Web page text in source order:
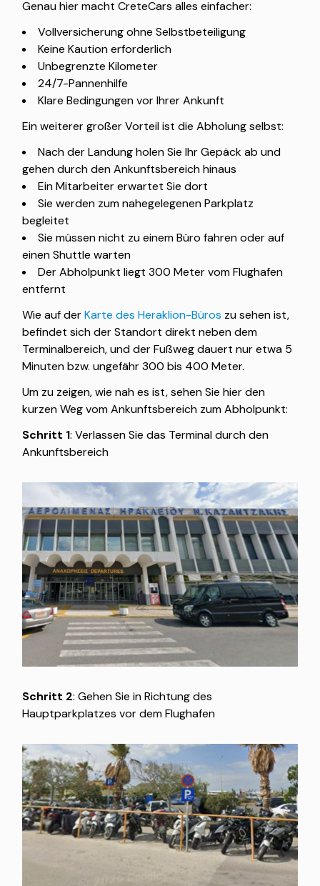
Genau hier macht CreteCars alles einfacher:
Vollversicherung ohne Selbstbeteiligung
Keine Kaution erforderlich
Unbegrenzte Kilometer
24/7-Pannenhilfe
Klare Bedingungen vor Ihrer Ankunft
Ein weiterer großer Vorteil ist die Abholung selbst:
Nach der Landung holen Sie Ihr Gepäck ab und
gehen durch den Ankunftsbereich hinaus
Ein Mitarbeiter erwartet Sie dort
Sie werden zum nahegelegenen Parkplatz
begleitet
Sie müssen nicht zu einem Büro fahren oder auf
einen Shuttle warten
Der Abholpunkt liegt 300 Meter vom Flughafen
entfernt
Wie auf derKarte des Heraklion-Büros zu sehen ist,
befindet sich der Standort direkt neben dem
Terminalbereich, und der Fußweg dauert nur etwa 5
Minuten bzw. ungefähr 300 bis 400 Meter.
Um zu zeigen, wie nah es ist, sehen Sie hier den
kurzen Weg vom Ankunftsbereich zum Abholpunkt:
Schritt 1: Verlassen Sie das Terminal durch den
Ankunftsbereich
Schritt 2: Gehen Sie in Richtung des
Hauptparkplatzes vor dem Flughafen